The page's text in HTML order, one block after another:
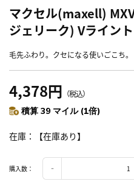
マクセル(maxell)
ジェリーク) Vライン
毛先ふわり。クセになる使いごこち。
4,378円 （税込）
積算 39 マイル (1倍)
在庫 【在庫あり】
購入数：